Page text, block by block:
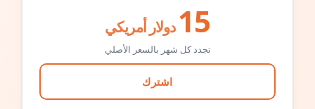
15 دولار أمريكي
تجدد كل شهر بالسعر الأصلي
اشترك